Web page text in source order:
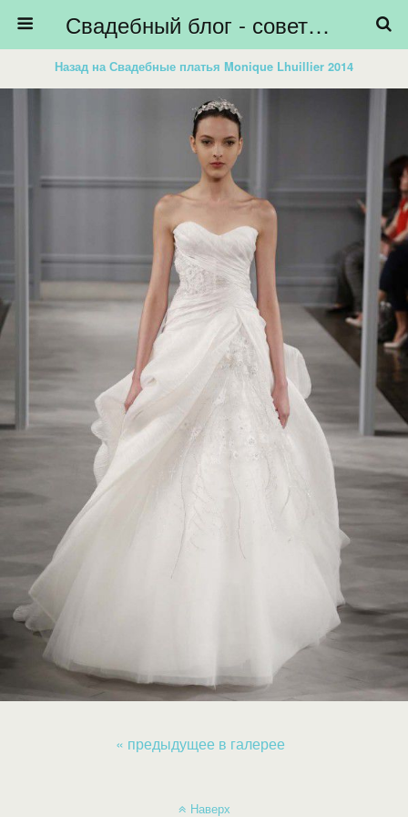
Свадебный блог - советы невестам, подготовка к свадьбе - HiBride
Назад на Свадебные платья Monique Lhuillier 2014
« предыдущее в галерее
Наверх